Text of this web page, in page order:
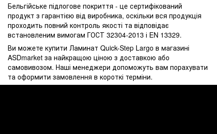
Бельгійське підлогове покриття - це сертифікований
продукт з гарантією від виробника, оскільки вся продукція
проходить повний контроль якості та відповідає
встановленим вимогам ГОСТ 32304-2013 і EN 13329.
Ви можете купити Ламинат Quick-Step Largo в магазині
ASDmarket за найкращою ціною з доставкою або
самовивозом. Наші менеджери допоможуть вам порахувати
та оформити замовлення в короткі терміни.